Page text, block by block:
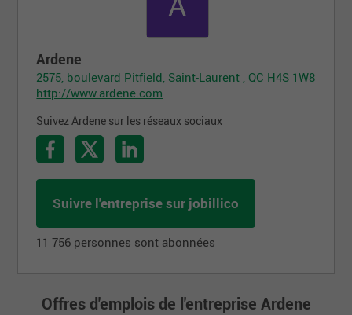
Ardene
2575, boulevard Pitfield, Saint-Laurent , QC H4S 1W8
http://www.ardene.com
Suivez Ardene sur les réseaux sociaux
Suivre l'entreprise sur jobillico
11 756 personnes sont abonnées
Offres d'emplois de l'entreprise Ardene